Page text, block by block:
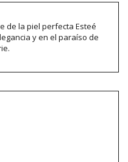
de la piel perfecta Esteé
y en el paraíso de